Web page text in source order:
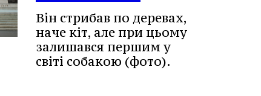
Він стрибав по деревах,
наче кіт, але при цьому
залишався першим у
світі собакою (фото).